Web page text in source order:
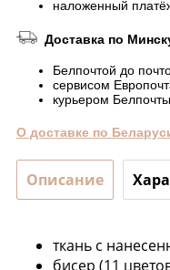
наложенный
Доставка по
Белпочтой до
сервисом
курьером
О доставке по
Описание
ткань с
бисер (11